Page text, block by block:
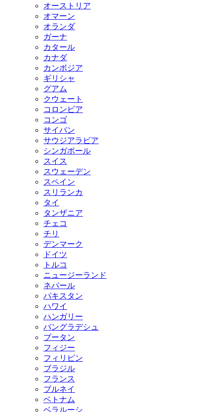
オーストリア
オマーン
オランダ
ガーナ
カタール
カナダ
カンボジア
ギリシャ
グアム
クウェート
コロンビア
コンゴ
サイパン
サウジアラビア
シンガポール
スイス
スウェーデン
スペイン
スリランカ
タイ
タンザニア
チェコ
チリ
デンマーク
ドイツ
トルコ
ニュージーランド
ネパール
パキスタン
ハワイ
ハンガリー
バングラデシュ
ブータン
フィジー
フィリピン
ブラジル
フランス
ブルネイ
ベトナム
ベラルーシ